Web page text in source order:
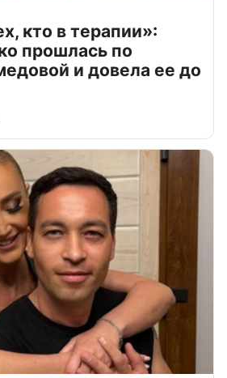
кто в терапии»:
прошлась по
и довела ее до